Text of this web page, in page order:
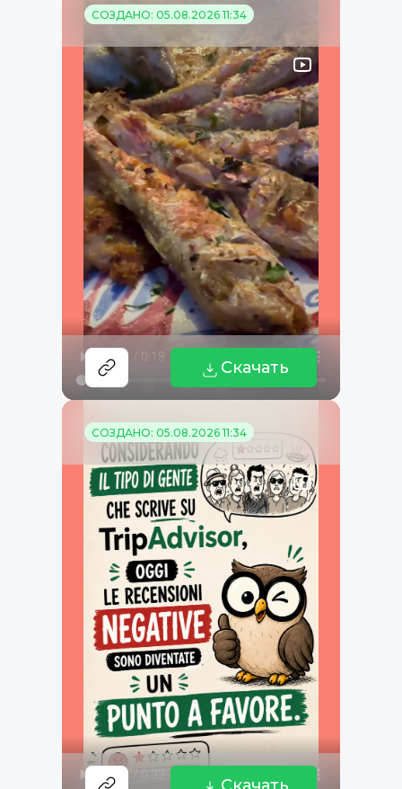
СОЗДАНО: 05.08.2026 11:34
Скачать
СОЗДАНО: 05.08.2026 11:34